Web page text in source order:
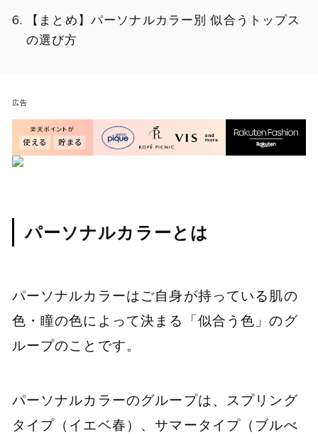
【まとめ】パーソナルカラー別 似合うトップス
の選び方
広告
パーソナルカラーとは
パーソナルカラーはご自身が持っている肌の
色・瞳の色によって決まる「似合う色」のグ
ループのことです。
パーソナルカラーのグループは、スプリング
タイプ（イエベ春）、サマータイプ（ブルべ